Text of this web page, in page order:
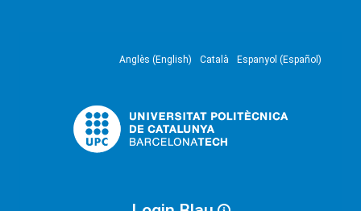
Anglès (English) Català Espanyol (Español)